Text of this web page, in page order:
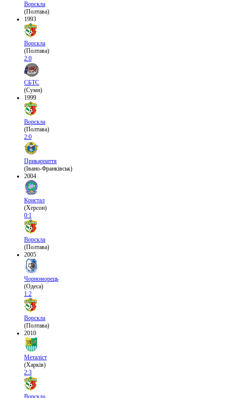
Ворскла
(Полтава)
1993
Ворскла
(Полтава)
2:0
СБТС
(Суми)
1999
Ворскла
(Полтава)
2:0
Прикарпаття
(Івано-Франківськ)
2004
Кристал
(Херсон)
0:1
Ворскла
(Полтава)
2005
Чорноморець
(Одеса)
1:2
Ворскла
(Полтава)
2010
Металіст
(Харків)
2:3